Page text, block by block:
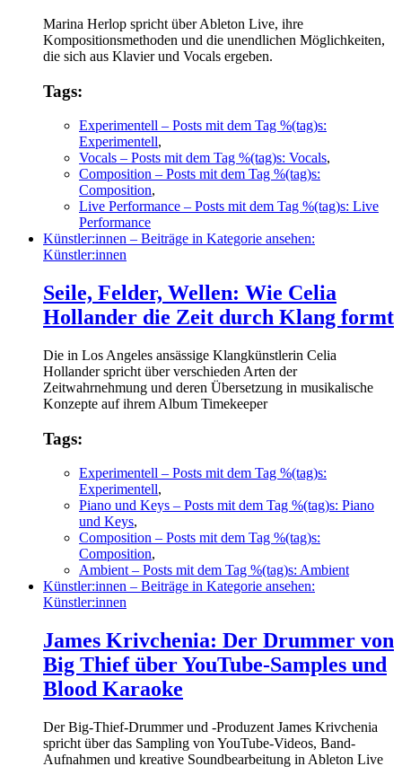
Marina Herlop spricht über Ableton Live, ihre
Kompositionsmethoden und die unendlichen Möglichkeiten,
die sich aus Klavier und Vocals ergeben.
Tags:
Experimentell – Posts mit dem Tag %(tag)s:
Experimentell,
Vocals – Posts mit dem Tag %(tag)s: Vocals,
Composition – Posts mit dem Tag %(tag)s:
Composition,
Live Performance – Posts mit dem Tag %(tag)s: Live
Performance
Künstler:innen – Beiträge in Kategorie ansehen:
Künstler:innen
Seile, Felder, Wellen: Wie Celia
Hollander die Zeit durch Klang formt
Die in Los Angeles ansässige Klangkünstlerin Celia
Hollander spricht über verschieden Arten der
Zeitwahrnehmung und deren Übersetzung in musikalische
Konzepte auf ihrem Album Timekeeper
Tags:
Experimentell – Posts mit dem Tag %(tag)s:
Experimentell,
Piano und Keys – Posts mit dem Tag %(tag)s: Piano
und Keys,
Composition – Posts mit dem Tag %(tag)s:
Composition,
Ambient– Posts mit dem Tag %(tag)s: Ambient
Künstler:innen – Beiträge in Kategorie ansehen:
Künstler:innen
James Krivchenia: Der Drummer von
Big Thief über YouTube-Samples und
Blood Karaoke
Der Big-Thief-Drummer und -Produzent James Krivchenia
spricht über das Sampling von YouTube-Videos, Band-
Aufnahmen und kreative Soundbearbeitung in Ableton Live